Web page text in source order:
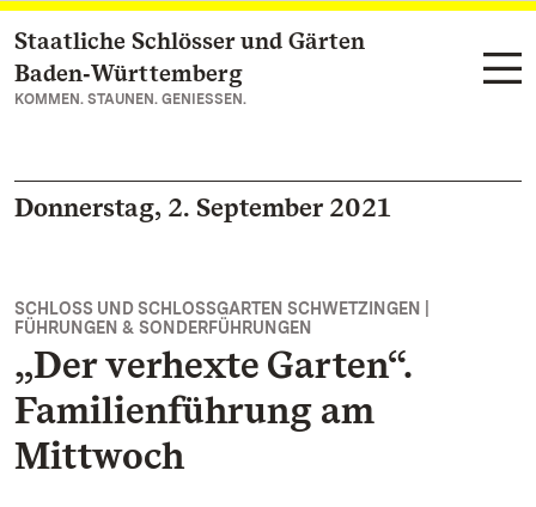
Zum Hauptinhalt springen
Staatliche Schlösser und Gärten
Baden‑Württemberg
KOMMEN. STAUNEN. GENIESSEN.
Donnerstag, 2. September 2021
SCHLOSS UND SCHLOSSGARTEN SCHWETZINGEN |
FÜHRUNGEN & SONDERFÜHRUNGEN
„Der verhexte Garten“.
Familienführung am
Mittwoch